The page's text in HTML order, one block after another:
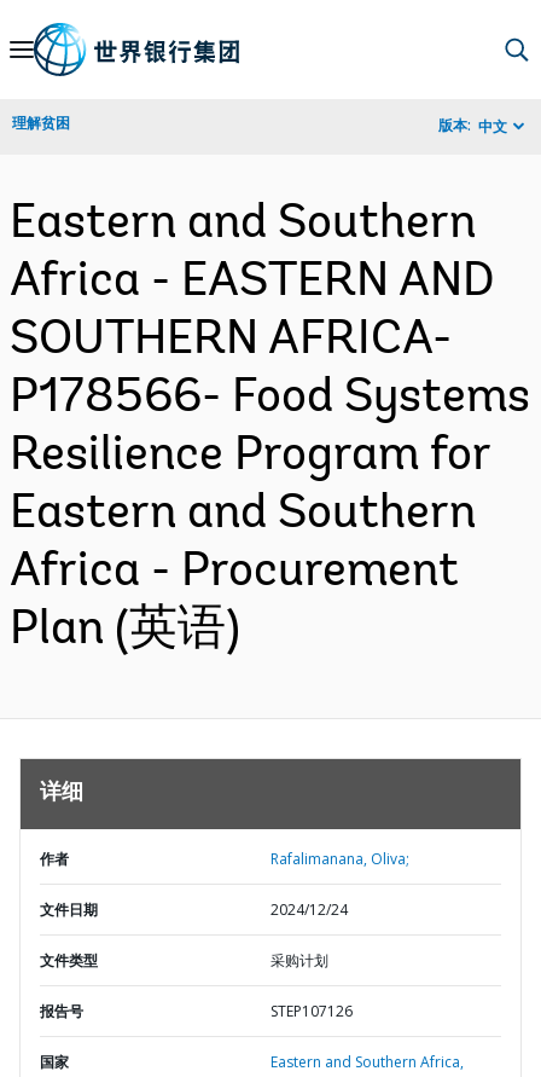
Skip
Navigation
理解贫困 版本: 中文
Eastern and Southern
Africa - EASTERN AND
SOUTHERN AFRICA-
P178566- Food Systems
Resilience Program for
Eastern and Southern
Africa - Procurement
Plan (英语)
详细
作者 Rafalimanana, Oliva;
文件日期 2024/12/24
文件类型 采购计划
报告号 STEP107126
国家 Eastern and Southern Africa,